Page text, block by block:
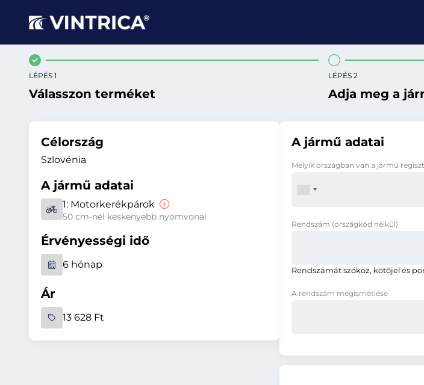
LÉPÉS 1
Válasszon terméket
LÉPÉS 2
Adja meg a
Célország
Szlovénia
A jármű adatai
1: Motorkerékpárok
50 cm-nél keskenyebb nyomvonal
Érvényességi idő
6 hónap
Ár
13 628 Ft
A jármű adatai
Melyik országban van a jármű
Rendszám (országkód nélkül)
Rendszámát szóköz, kötőjel és
A rendszám megismétlése